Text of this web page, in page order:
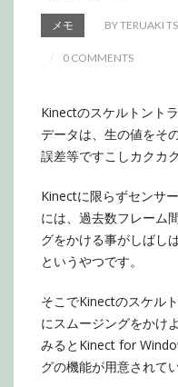
メモ BY TERUAKI
0 COMMENTS
Kinectのスケルトント
データは、生の値をそ
誤差等ですこしカクカ
Kinectに限らずセンサ
には、過去数フレーム
グをかける事がしばし
というやつです。
そこでKinectのスケル
にスムージングをかけ
みるとKinect for
グの機能が用意されて